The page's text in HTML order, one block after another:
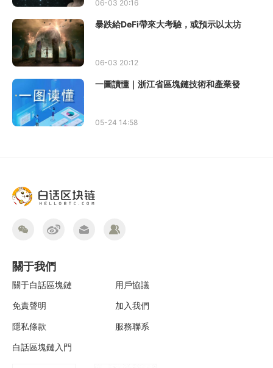
06-03 20:16
暴跌給DeFi帶來大考驗，或預示以太坊
06-03 20:12
一圖讀懂｜浙江省區塊鏈技術和產業發
05-24 14:58
關于我們
關于白話區塊鏈
用戶協議
免責聲明
加入我們
隱私條款
服務聯系
白話區塊鏈入門